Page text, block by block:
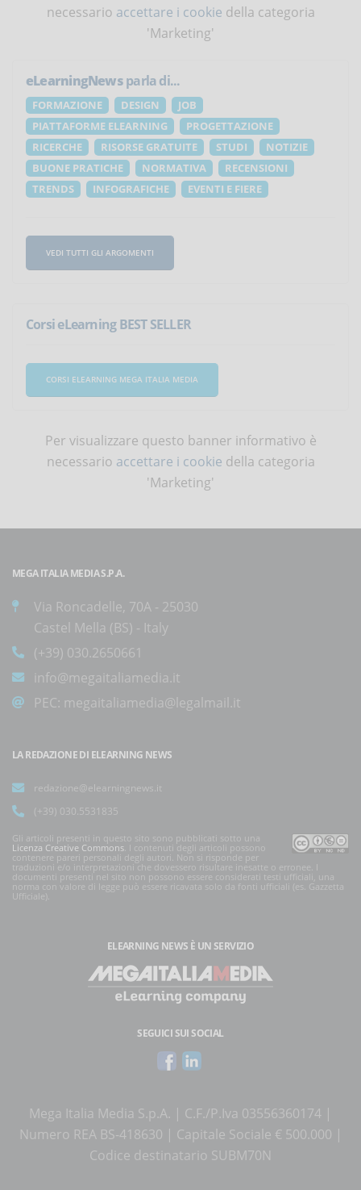
necessario accettare i cookie della categoria
'Marketing'
eLearningNewsparla di...
FORMAZIONE DESIGN
JOB
PIATTAFORME ELEARNING
PROGETTAZIONE
RICERCHE
RISORSE GRATUITE STUDI
NOTIZIE
BUONE PRATICHE
NORMATIVA
RECENSIONI
TRENDS
INFOGRAFICHE EVENTI E FIERE
VEDI TUTTI GLI ARGOMENTI
Corsi eLearning BEST SELLER
CORSI ELEARNING MEGA ITALIA MEDIA
Per visualizzare questo banner informativo è
necessario accettare i cookie della categoria
'Marketing'
MEGA ITALIA MEDIA S.P.A.
Via Roncadelle, 70A - 25030
Castel Mella (BS) - Italy
(+39) 030.2650661
info@megaitaliamedia.it
PEC: megaitaliamedia@legalmail.it
LA REDAZIONE DI ELEARNING NEWS
redazione@elearningnews.it
(+39) 030.5531835
Gli articoli presenti in questo sito sono pubblicati sotto una
Licenza Creative Commons. I contenuti degli articoli possono
contenere pareri personali degli autori. Non si risponde per
traduzioni e/o interpretazioni che dovessero risultare inesatte o erronee. I
documenti presenti nel sito non possono essere considerati testi ufficiali, una
norma con valore di legge può essere ricavata solo da fonti ufficiali (es. Gazzetta
Ufficiale).
ELEARNING NEWS È UN SERVIZIO
SEGUICI SUI SOCIAL
Mega Italia Media S.p.A. | C.F./P.Iva 03556360174 |
Numero REA BS-418630 | Capitale Sociale € 500.000 |
Codice destinatario SUBM70N